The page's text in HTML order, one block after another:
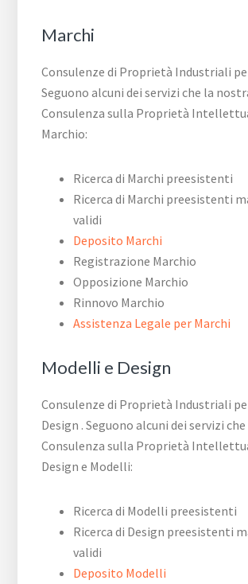
Marchi
Consulenze di Proprietà Industriali
Seguono alcuni dei servizi che la
Consulenza sulla Proprietà
Marchio:
Ricerca di Marchi preesistenti
Ricerca di Marchi preesistenti
validi
Deposito Marchi
Registrazione Marchio
Opposizione Marchio
Rinnovo Marchio
Assistenza Legale per Marchi
Modelli e Design
Consulenze di Proprietà Industriali
Design . Seguono alcuni dei servizi
Consulenza sulla Proprietà
Design e Modelli:
Ricerca di Modelli preesistenti
Ricerca di Design preesistenti
validi
Deposito Modelli